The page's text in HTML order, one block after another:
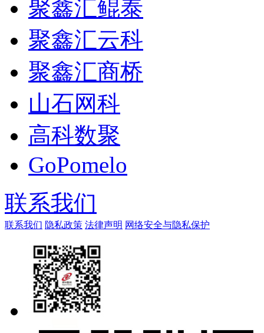
聚鑫汇鲲泰
聚鑫汇云科
聚鑫汇商桥
山石网科
高科数聚
GoPomelo
联系我们
联系我们 隐私政策 法律声明 网络安全与隐私保护